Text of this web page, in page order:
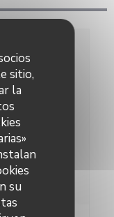
sitio,
la
su